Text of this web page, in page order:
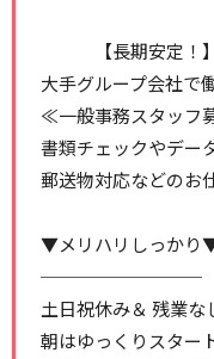
【長期安定！】
大手グループ会社で
≪一般事務スタッフ
書類チェックやデー
郵送物対応などのお
▼メリハリしっかり
─────────
土日祝休み＆ 残業な
朝はゆっくりスター